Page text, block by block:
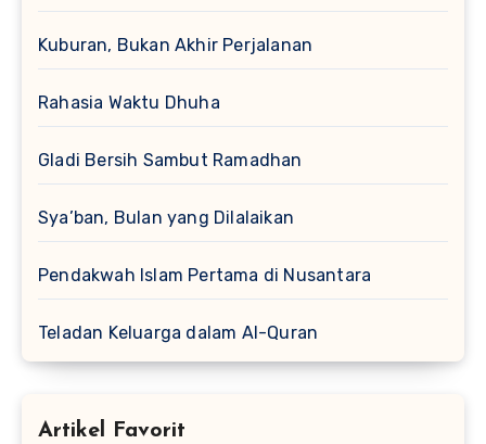
Kuburan, Bukan Akhir Perjalanan
Rahasia Waktu Dhuha
Gladi Bersih Sambut Ramadhan
Sya’ban, Bulan yang Dilalaikan
Pendakwah Islam Pertama di Nusantara
Teladan Keluarga dalam Al-Quran
Artikel Favorit